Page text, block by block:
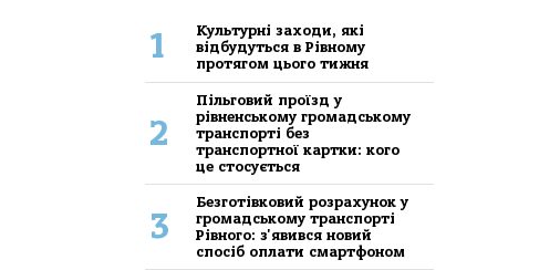
1
Культурні заходи, які
відбудуться в Рівному
протягом цього тижня
2
Пільговий проїзд у
рівненському громадському
транспорті без
транспортної картки: кого
це стосується
3
Безготівковий розрахунок у
громадському транспорті
Рівного: з'явився новий
спосіб оплати смартфоном